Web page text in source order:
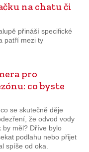
na chatu či
přináší specifické
patří mezi ty
pro
co byste
se skutečně děje
že odvod vody
by měl? Dříve bylo
podlahu nebo přijet
spíše od oka.